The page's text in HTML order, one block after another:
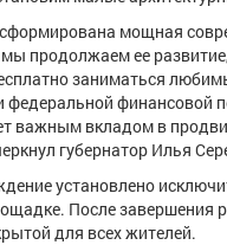
мощная
продолжаем ее
заниматься
федеральной финансовой
важным вкладом в
губернатор Илья
установлено
После завершения
для всех жителей.